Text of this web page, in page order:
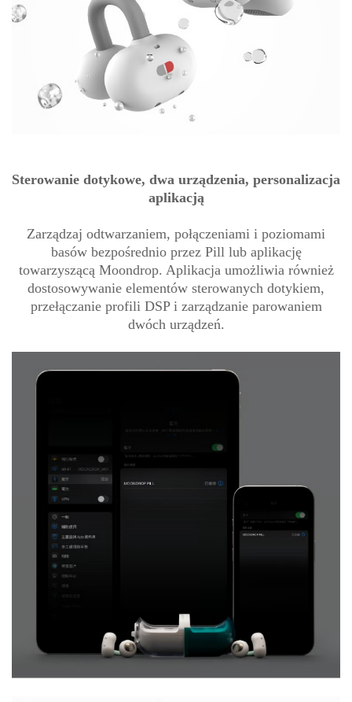
Sterowanie dotykowe, dwa urządzenia, personalizacja
aplikacją
Zarządzaj odtwarzaniem, połączeniami i poziomami
basów bezpośrednio przez Pill lub aplikację
towarzyszącą Moondrop. Aplikacja umożliwia również
dostosowywanie elementów sterowanych dotykiem,
przełączanie profili DSP i zarządzanie parowaniem
dwóch urządzeń.